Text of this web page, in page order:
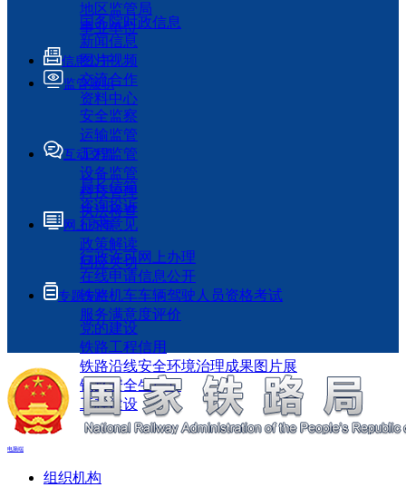
地区监管局
事业单位
国务院时政信息
新闻信息
图片视频
交流合作
资料中心
信息公开
监管履职
安全监察
运输监管
工程监管
设备监管
科技管理
执法检查
互动交流
局长信箱
咨询投诉
征求意见
政策解读
回应关切
网上办事
行政许可网上办理
在线申请信息公开
铁路机车车辆驾驶人员资格考试
服务满意度评价
专题专栏
党的建设
铁路工程信用
铁路沿线安全环境治理成果图片展
铁路安全生产月
工程建设
电脑端
组织机构